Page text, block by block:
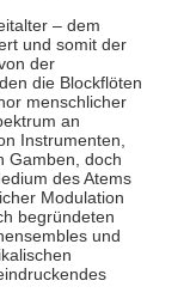
– dem
und somit der
der
die Blockflöten
menschlicher
an
Instrumenten,
Gamben, doch
des Atems
Modulation
begründeten
und